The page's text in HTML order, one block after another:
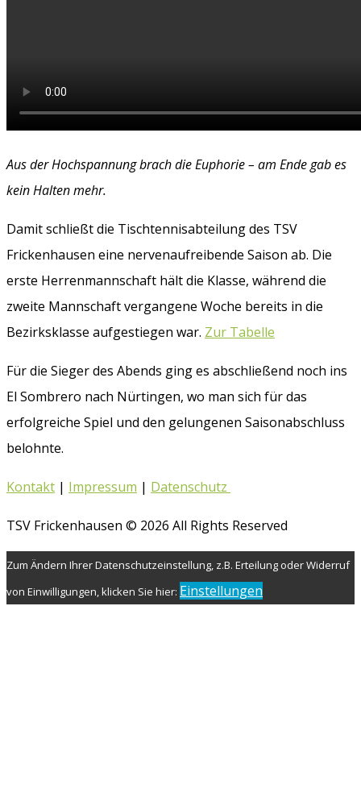
Aus der Hochspannung brach die Euphorie – am Ende gab es
kein Halten mehr.
Damit schließt die Tischtennisabteilung des TSV
Frickenhausen eine nervenaufreibende Saison ab. Die
erste Herrenmannschaft hält die Klasse, während die
zweite Mannschaft vergangene Woche bereits in die
Bezirksklasse aufgestiegen war. Zur Tabelle
Für die Sieger des Abends ging es abschließend noch ins
El Sombrero nach Nürtingen, wo man sich für das
erfolgreiche Spiel und den gelungenen Saisonabschluss
belohnte.
Kontakt | Impressum | Datenschutz
TSV Frickenhausen © 2026 All Rights Reserved
Zum Ändern Ihrer Datenschutzeinstellung, z.B. Erteilung oder Widerruf
von Einwilligungen, klicken Sie hier: Einstellungen